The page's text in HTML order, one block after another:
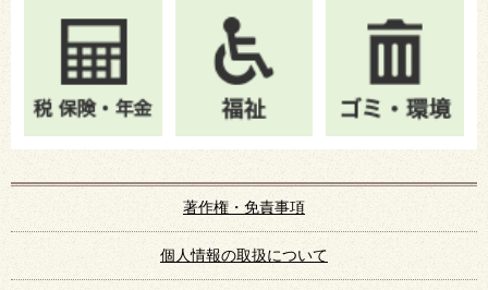
著作権・免責事項
個人情報の取扱について